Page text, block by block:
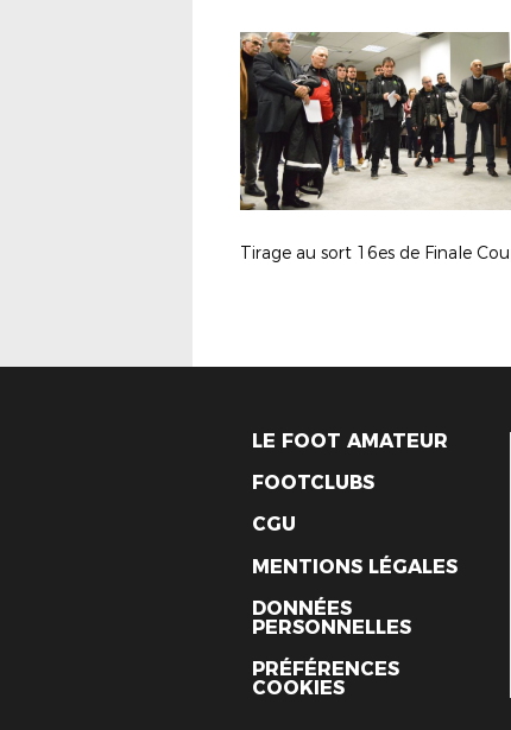
LE FOOT AMATEUR
FOOTCLUBS
CGU
MENTIONS LÉGALES
DONNÉES
PERSONNELLES
PRÉFÉRENCES
COOKIES